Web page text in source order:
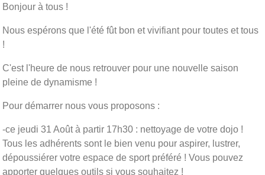
Bonjour à tous !
Nous espérons que l'été fût bon et vivifiant pour toutes et tous
!
C'est l'heure de nous retrouver pour une nouvelle saison
pleine de dynamisme !
Pour démarrer nous vous proposons :
-ce jeudi 31 Août à partir 17h30 : nettoyage de votre dojo !
Tous les adhérents sont le bien venu pour aspirer, lustrer,
dépoussiérer votre espace de sport préféré ! Vous pouvez
apporter quelques outils si vous souhaitez !